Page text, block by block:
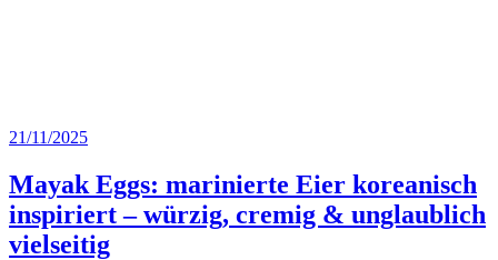
21/11/2025
Mayak Eggs: marinierte Eier koreanisch
inspiriert – würzig, cremig & unglaublich
vielseitig